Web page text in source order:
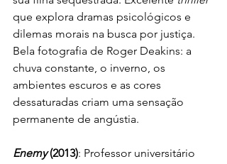
que explora dramas psicológicos e
dilemas morais na busca por justiça.
Bela fotografia de Roger Deakins: a
chuva constante, o inverno, os
ambientes escuros e as cores
dessaturadas criam uma sensação
permanente de angústia.
Enemy (2013): Professor universitário